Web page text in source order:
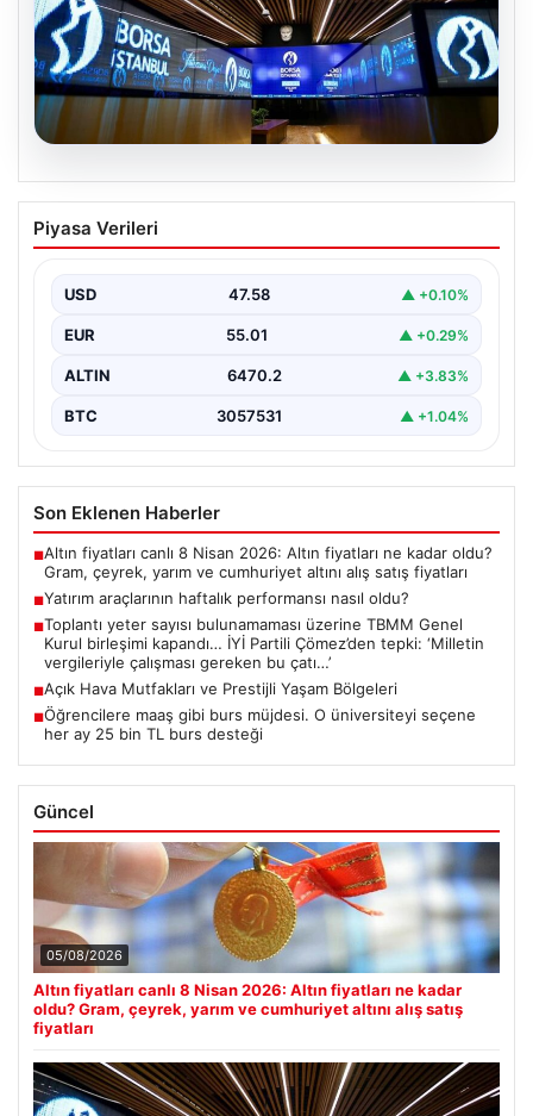
05.08.2026
Yatırım araçlarının haftalık performansı
nasıl oldu?
bazda ortalama yüzde 0,27 değer kaybederken,
altının…
Piyasa Verileri
USD 47.58 ▲ +0.10%
EUR 55.01 ▲ +0.29%
ALTIN 6470.2 ▲ +3.83%
BTC 3057531 ▲ +1.04%
Son Eklenen Haberler
■Altın fiyatları canlı 8 Nisan 2026: Altın fiyatları ne kadar oldu?
Gram, çeyrek, yarım ve cumhuriyet altını alış satış fiyatları
■Yatırım araçlarının haftalık performansı nasıl oldu?
■Toplantı yeter sayısı bulunamaması üzerine TBMM Genel
Kurul birleşimi kapandı… İYİ Partili Çömez’den tepki: ‘Milletin
vergileriyle çalışması gereken bu çatı…’
■Açık Hava Mutfakları ve Prestijli Yaşam Bölgeleri
■Öğrencilere maaş gibi burs müjdesi. O üniversiteyi seçene
her ay 25 bin TL burs desteği
Güncel
05/08/2026
Altın fiyatları canlı 8 Nisan 2026: Altın fiyatları ne kadar
oldu? Gram, çeyrek, yarım ve cumhuriyet altını alış satış
fiyatları